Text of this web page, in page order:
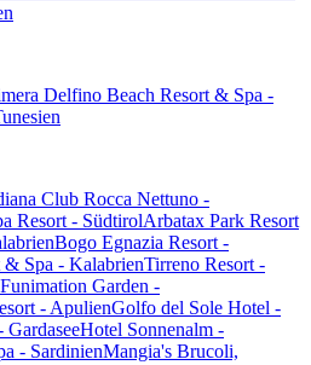
Delfino Beach Resort & Spa -
Club Rocca Nettuno -
Resort - SüdtirolArbatax Park Resort
Bogo Egnazia Resort -
& Spa - KalabrienTirreno Resort -
Garden -
- ApulienGolfo del Sole Hotel -
GardaseeHotel Sonnenalm -
- SardinienMangia's Brucoli,